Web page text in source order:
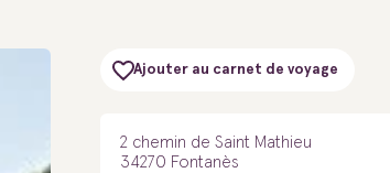
Ajouter au carnet de voyage
2 chemin de Saint Mathieu
34270 Fontanès